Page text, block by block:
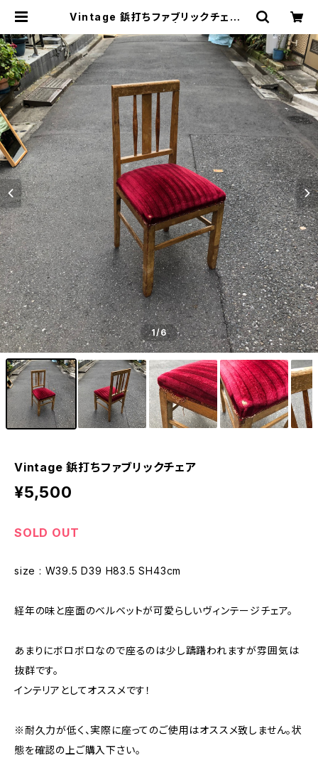
Vintage 鋲打ちファブリックチェア |
のリサイクルショップ・古着
1/6
Vintage 鋲打ちファブリックチェア
¥5,500
SOLD OUT
size : W39.5 D39 H83.5 SH43cm
経年の味と座面のベルベットが可愛らしいヴィンテージチェア。
あまりにボロボロなので座るのは少し躊躇われますが雰囲気は
抜群です。
インテリアとしてオススメです！
※耐久力が低く、実際に座ってのご使用はオススメ致しません。状
態を確認の上ご購入下さい。